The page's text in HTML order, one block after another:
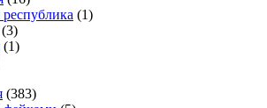
(1)
(3)
(1)
(383)